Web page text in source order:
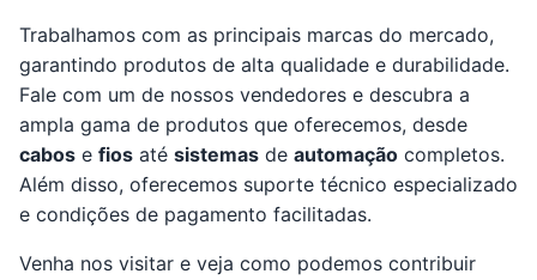
Trabalhamos com as principais marcas do mercado,
garantindo produtos de alta qualidade e durabilidade.
Fale com um de nossos vendedores e descubra a
ampla gama de produtos que oferecemos, desde
cabos e fios até sistemas de automação completos.
Além disso, oferecemos suporte técnico especializado
e condições de pagamento facilitadas.
Venha nos visitar e veja como podemos contribuir